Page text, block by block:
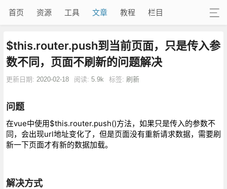
首页 资源 工具 文章 教程 栏目
$this.router.push到当前页面，只是传入参
数不同，页面不刷新的问题解决
更新日期: 2020-02-18 阅读: 5.9k 标签: 刷新
问题
在vue中使用$this.router.push()方法，如果只是传入的参数不
同，会出现url地址变化了，但是页面没有重新请求数据，需要刷
新一下页面才有新的数据加载。
解决方式